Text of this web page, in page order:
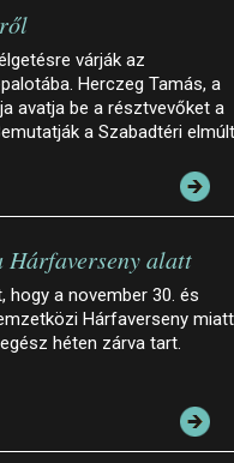
várják az
Herczeg Tamás, a
avatja be a résztvevőket a
a Szabadtéri
alatt
hogy a november 30. és
Hárfaverseny miatt
héten zárva tart.